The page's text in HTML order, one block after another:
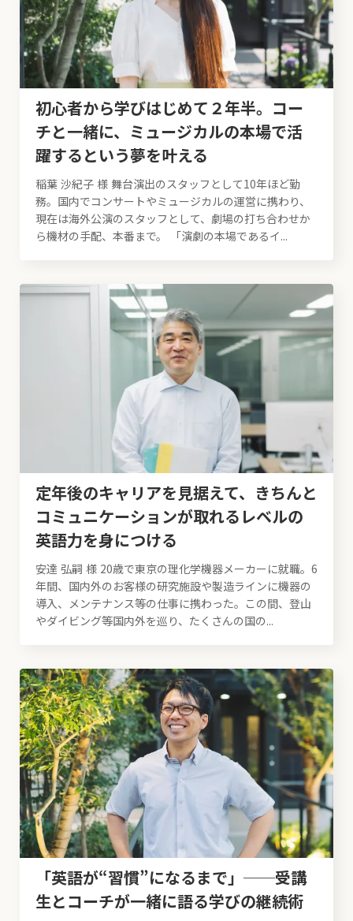
初心者から学びはじめて２年半。コー
チと一緒に、ミュージカルの本場で活
躍するという夢を叶える
稲葉 沙紀子 様 舞台演出のスタッフとして10年ほど勤
務。国内でコンサートやミュージカルの運営に携わり、
現在は海外公演のスタッフとして、劇場の打ち合わせか
ら機材の手配、本番まで。 「演劇の本場であるイ...
定年後のキャリアを見据えて、きちんと
コミュニケーションが取れるレベルの
英語力を身につける
安達 弘嗣 様 20歳で東京の理化学機器メーカーに就職。6
年間、国内外のお客様の研究施設や製造ラインに機器の
導入、メンテナンス等の仕事に携わった。この間、登山
やダイビング等国内外を巡り、たくさんの国の...
「英語が“習慣”になるまで」──受講
生とコーチが一緒に語る学びの継続術